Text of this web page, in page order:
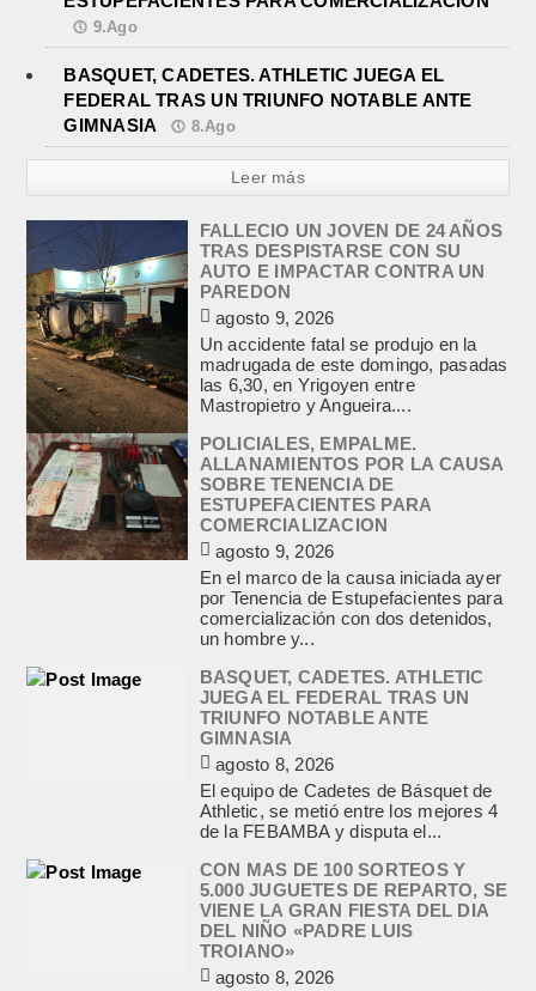
9.Ago
BASQUET, CADETES. ATHLETIC JUEGA EL
FEDERAL TRAS UN TRIUNFO NOTABLE ANTE
GIMNASIA
8.Ago
Leer más
FALLECIO UN JOVEN DE 24 AÑOS
TRAS DESPISTARSE CON SU
AUTO E IMPACTAR CONTRA UN
PAREDON
agosto 9, 2026
Un accidente fatal se produjo en la
madrugada de este domingo, pasadas
las 6,30, en Yrigoyen entre
Mastropietro y Angueira....
POLICIALES, EMPALME.
ALLANAMIENTOS POR LA CAUSA
SOBRE TENENCIA DE
ESTUPEFACIENTES PARA
COMERCIALIZACION
agosto 9, 2026
En el marco de la causa iniciada ayer
por Tenencia de Estupefacientes para
comercialización con dos detenidos,
un hombre y...
BASQUET, CADETES. ATHLETIC
JUEGA EL FEDERAL TRAS UN
TRIUNFO NOTABLE ANTE
GIMNASIA
agosto 8, 2026
El equipo de Cadetes de Básquet de
Athletic, se metió entre los mejores 4
de la FEBAMBA y disputa el...
CON MAS DE 100 SORTEOS Y
5.000 JUGUETES DE REPARTO, SE
VIENE LA GRAN FIESTA DEL DIA
DEL NIÑO «PADRE LUIS
TROIANO»
agosto 8, 2026